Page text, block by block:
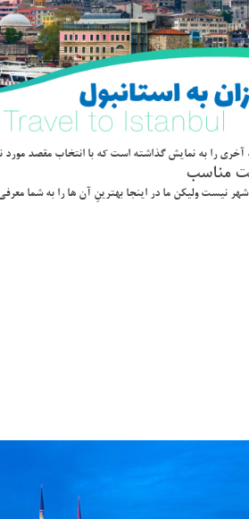
را به نمايش گذاشته است كه با انتخاب مقصد مورد
مناسب
نيست وليكن ما در اينجا بهترينِ آن ها را به شما